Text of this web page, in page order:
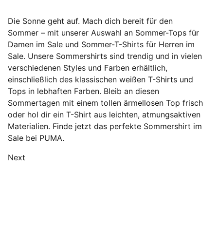
Die Sonne geht auf. Mach dich bereit für den
Sommer – mit unserer Auswahl an Sommer-Tops für
Damen im Sale und Sommer-T-Shirts für Herren im
Sale. Unsere Sommershirts sind trendig und in vielen
verschiedenen Styles und Farben erhältlich,
einschließlich des klassischen weißen T-Shirts und
Tops in lebhaften Farben. Bleib an diesen
Sommertagen mit einem tollen ärmellosen Top frisch
oder hol dir ein T-Shirt aus leichten, atmungsaktiven
Materialien. Finde jetzt das perfekte Sommershirt im
Sale bei PUMA.
Next